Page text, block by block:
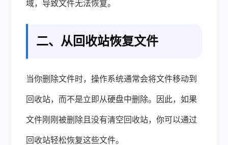
域，导致文件无法恢复。
二、从回收站恢复文件
当你删除文件时，操作系统通常会将文件移动到
回收站，而不是立即从硬盘中删除。因此，如果
文件刚刚被删除且没有清空回收站，你可以通过
回收站轻松恢复这些文件。